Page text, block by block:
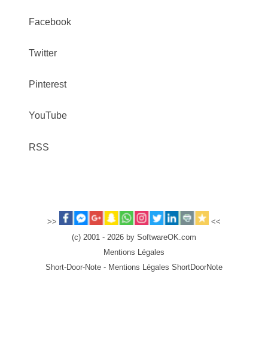
Facebook
Twitter
Pinterest
YouTube
RSS
>>
<<
(c) 2001 - 2026 by SoftwareOK.com
Mentions Légales
Short-Door-Note - Mentions Légales ShortDoorNote